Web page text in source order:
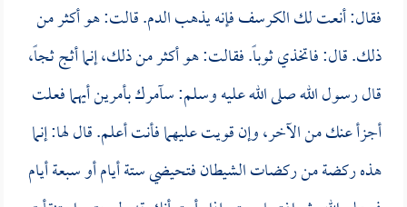
فقال: أنعت لك الكرسف فإنه يذهب الدم. قالت: هو أكثر من
ذلك. قال: فاتخذي ثوباً. فقالت: هو أكثر من ذلك، إنما أثج ثجاً،
قال رسول الله صلى الله عليه وسلم: سآمرك بأمرين أيهما فعلت
أجزأ عنك من الآخر، وإن قويت عليهما فأنت أعلم. قال لها: إنما
هذه ركضة من ركضات الشيطان فتحيضي ستة أيام أو سبعة أيام